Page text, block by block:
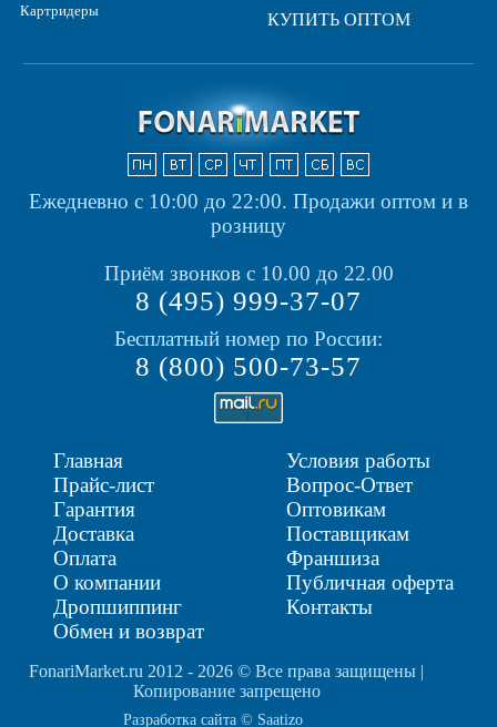
Картридеры
КУПИТЬ ОПТОМ
Ежедневно с 10:00 до 22:00. Продажи оптом и в
розницу
Приём звонков с 10.00 до 22.00
8 (495) 999-37-07
Бесплатный номер по России:
8 (800) 500-73-57
Главная
Прайс-лист
Гарантия
Доставка
Оплата
О компании
Дропшиппинг
Обмен и возврат
Условия работы
Вопрос-Ответ
Оптовикам
Поставщикам
Франшиза
Публичная оферта
Контакты
FonariMarket.ru 2012 - 2026 © Все права защищены |
Копирование запрещено
Разработка сайта © Saatizo